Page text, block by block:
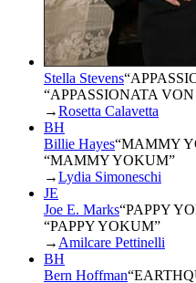
Stella Stevens“
“APPASSIONATA
→Rosetta Calavetta
BH
Billie Hayes“MAMMY
“MAMMY YOKUM”
→Lydia Simoneschi
JE
Joe E. Marks“PAPPY
“PAPPY YOKUM”
→ Amilcare Pettinelli
BH
Bern Hoffman“